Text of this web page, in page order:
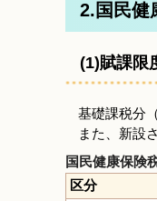
2.国民健
(1)賦課限
基礎課税分
また、新設
国民健康保険
区分